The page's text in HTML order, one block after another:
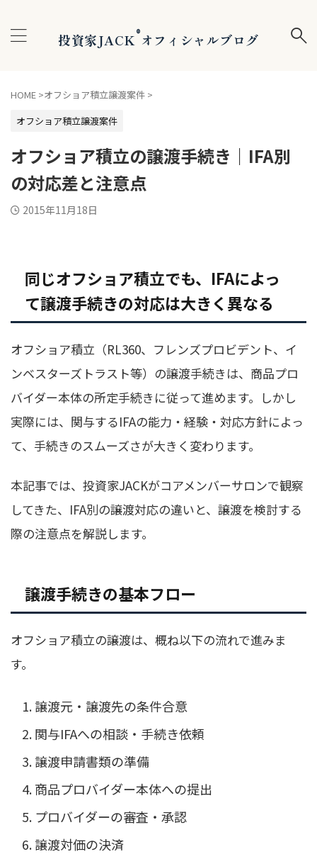
投資家JACK®オフィシャルブログ
HOME >オフショア積立譲渡案件 >
オフショア積立譲渡案件
オフショア積立の譲渡手続き｜IFA別
の対応差と注意点
2015年11月18日
同じオフショア積立でも、IFAによっ
て譲渡手続きの対応は大きく異なる
オフショア積立（RL360、フレンズプロビデント、イ
ンベスターズトラスト等）の譲渡手続きは、商品プロ
バイダー本体の所定手続きに従って進めます。しかし
実際には、関与するIFAの能力・経験・対応方針によっ
て、手続きのスムーズさが大きく変わります。
本記事では、投資家JACKがコアメンバーサロンで観察
してきた、IFA別の譲渡対応の違いと、譲渡を検討する
際の注意点を解説します。
譲渡手続きの基本フロー
オフショア積立の譲渡は、概ね以下の流れで進みま
す。
譲渡元・譲渡先の条件合意
関与IFAへの相談・手続き依頼
譲渡申請書類の準備
商品プロバイダー本体への提出
プロバイダーの審査・承認
譲渡対価の決済